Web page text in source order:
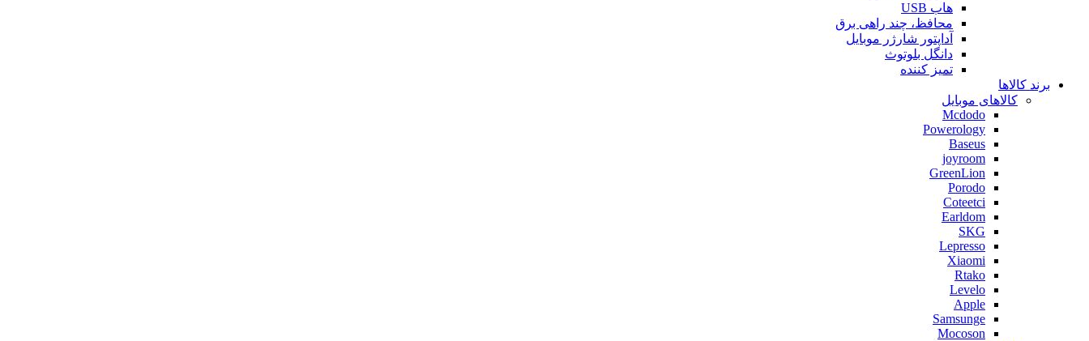
هاب USB
محافظ، چند راهی برق
آداپتور شارژر موبایل
دانگل بلوتوث
تمیز کننده
برند کالاها
کالاهای موبایل
Mcdodo
Powerology
Baseus
joyroom
GreenLion
Porodo
Coteetci
Earldom
SKG
Lepresso
Xiaomi
Rtako
Levelo
Apple
Samsunge
Mocoson